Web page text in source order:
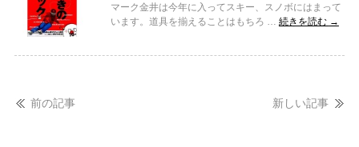
マーク金井は今年に入ってスキー、スノボにはまって
います。道具を揃えることはもちろ … 続きを読む →
前の記事 新しい記事